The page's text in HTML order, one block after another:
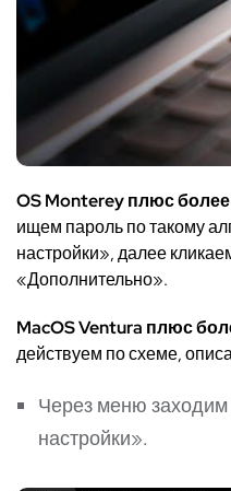
OS Monterey плюс
ищем пароль по такому
настройки», далее
«Дополнительно».
MacOS Ventura плюс
действуем по схеме,
Через меню
настройки».